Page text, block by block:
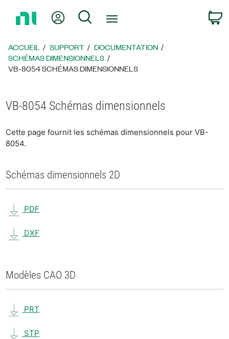
page
d’accueil
Mon compteRechercher
ACCUEIL SUPPORT
DOCUMENTATION
SCHÉMAS DIMENSIONNELS
VB-8054 SCHÉMAS DIMENSIONNELS
VB-8054 Schémas dimensionnels
Cette page fournit les schémas dimensionnels pour VB-
8054.
Schémas dimensionnels 2D
PDF
DXF
Modèles CAO 3D
PRT
STP